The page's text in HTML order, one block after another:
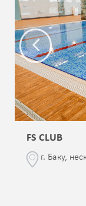
FS CLUB
г. Баку,